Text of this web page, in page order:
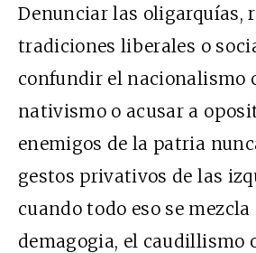
Denunciar las oligarquías,
tradiciones liberales o
confundir el nacionalismo
nativismo o acusar a
enemigos de la patria
gestos privativos de las
cuando todo eso se mezcla
demagogia, el caudillismo